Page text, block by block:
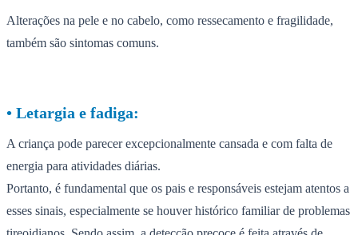
Alterações na pele e no cabelo, como ressecamento e fragilidade,
também são sintomas comuns.
•⁠ ⁠Letargia e fadiga:
A criança pode parecer excepcionalmente cansada e com falta de
energia para atividades diárias.
Portanto, é fundamental que os pais e responsáveis estejam atentos a
esses sinais, especialmente se houver histórico familiar de problemas